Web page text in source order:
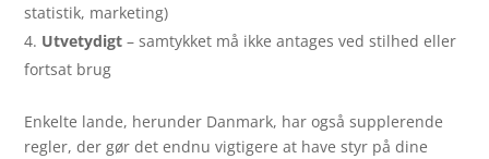
statistik, marketing)
Utvetydigt – samtykket må ikke antages ved stilhed eller
fortsat brug
Enkelte lande, herunder Danmark, har også supplerende
regler, der gør det endnu vigtigere at have styr på dine